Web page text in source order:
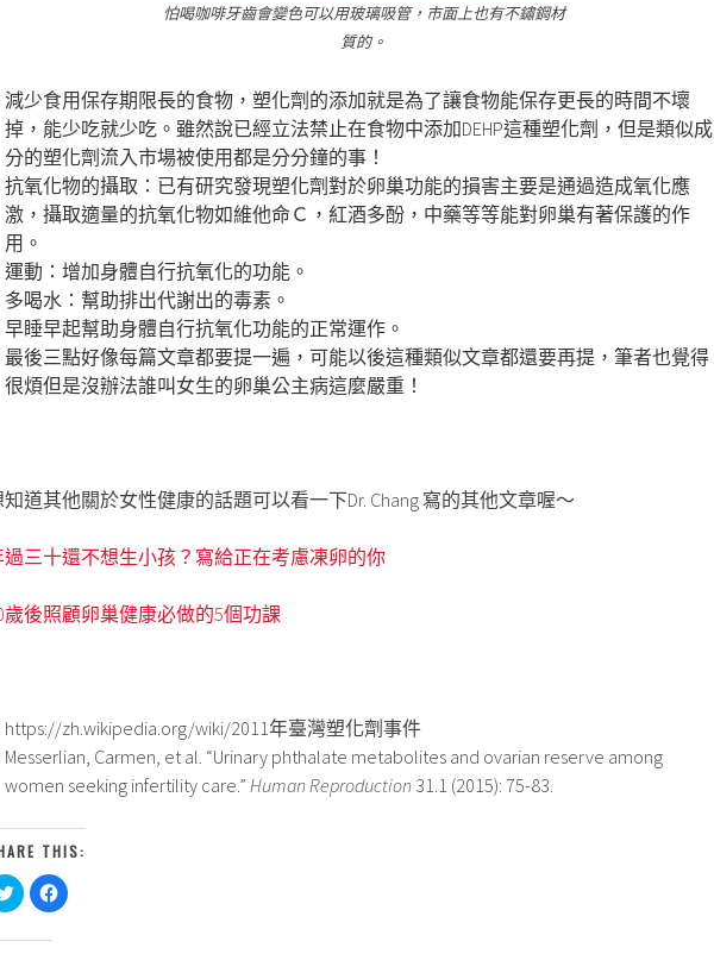
怕喝咖啡牙齒會變色可以用玻璃吸管，市面上也有不鏽鋼材
質的。
減少食用保存期限長的食物，塑化劑的添加就是為了讓食物能保存更長的時間不壞
掉，能少吃就少吃。雖然說已經立法禁止在食物中添加DEHP這種塑化劑，但是類似成
分的塑化劑流入市場被使用都是分分鐘的事！
抗氧化物的攝取：已有研究發現塑化劑對於卵巢功能的損害主要是通過造成氧化應
激，攝取適量的抗氧化物如維他命Ｃ，紅酒多酚，中藥等等能對卵巢有著保護的作
用。
運動：增加身體自行抗氧化的功能。
多喝水：幫助排出代謝出的毒素。
早睡早起幫助身體自行抗氧化功能的正常運作。
最後三點好像每篇文章都要提一遍，可能以後這種類似文章都還要再提，筆者也覺得
很煩但是沒辦法誰叫女生的卵巢公主病這麼嚴重！
知道其他關於女性健康的話題可以看一下Dr. Chang 寫的其他文章喔～
過三十還不想生小孩？寫給正在考慮凍卵的你
歲後照顧卵巢健康必做的5個功課
https://zh.wikipedia.org/wiki/2011年臺灣塑化劑事件
Messerlian, Carmen, et al. “Urinary phthalate metabolites and ovarian reserve among
women seeking infertility care.” Human Reproduction 31.1 (2015): 75-83.
THIS:
分
享
w
按
一